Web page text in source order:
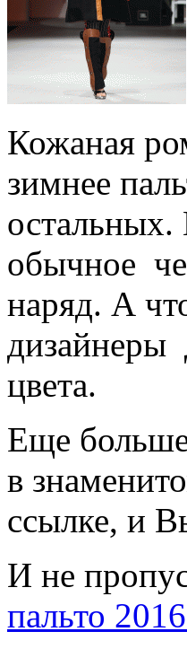
Кожаная
зимнее
обычное
наряд. А
дизайнеры
цвета.
Еще
в
ссылке, и
И не
пальто